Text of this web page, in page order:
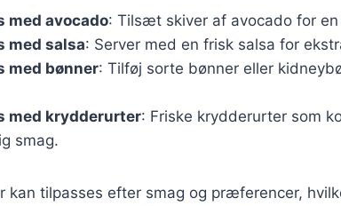
med avocado: Tilsæt skiver af avocado for
med salsa: Server med en frisk salsa for
med bønner: Tilføj sorte bønner eller
med krydderurter: Friske krydderurter som
smag.
kan tilpasses efter smag og præferencer,